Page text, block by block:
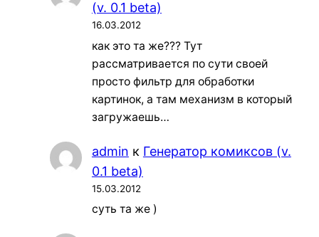
(v. 0.1 beta)
16.03.2012
как это та же??? Тут
рассматривается по сути своей
просто фильтр для обработки
картинок, а там механизм в который
загружаешь…
admin к Генератор комиксов (v.
0.1 beta)
15.03.2012
суть та же )